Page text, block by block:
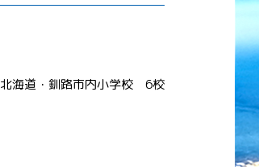
北海道・釧路市内小学校 6校